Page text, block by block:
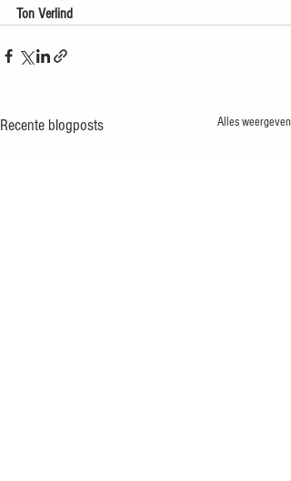
Ton Verlind
Recente blogposts Alles weergeven